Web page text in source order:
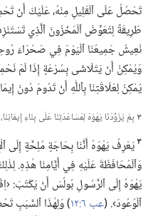
تَحْصُلُ عَلَى ٱلْقَلِيلِ مِنْهُ،‏ عَلَيْكَ أَنْ
طَرِيقَةً لِتُعَوِّضَ ٱلْمَخْزُونَ ٱلَّذِي
نَعِيشُ جَمِيعُنَا ٱلْيَوْمَ فِي صَحْرَاءَ
وَيُمْكِنُ أَنْ يَتَلَاشَى بِسُرْعَةٍ إِذَا لَمْ
يُمْكِنُ لِعَلَاقَتِنَا بِٱللّٰهِ أَنْ تَدُومَ دُونَ
٣ بِمَ يُزَوِّدُنَا يَهْوَهُ لِمُسَاعَدَتِنَا عَلَى بِنَاءِ
٣يَعْرِفُ يَهْوَهُ أَنَّنَا بِحَاجَةٍ مُلِحَّةٍ إِلَى
وَٱلْمُحَافَظَةَ عَلَيْهِ فِي أَيَّامِنَا هٰذِهِ.‏
يَهْوَهُ إِلَى ٱلرَّسُولِ بُولُسَ أَنْ يَكْتُبَ:‏
ٱلْوُعُودَ›.‏ (‏عب ٦:‏١٢
‏)‏ وَلِهٰذَا ٱلسَّبَبِ